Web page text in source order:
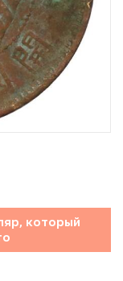
года)
и России
который